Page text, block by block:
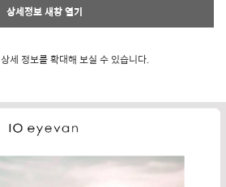
상세정보 새창 열기
상세 정보를 확대해 보실 수 있습니다.